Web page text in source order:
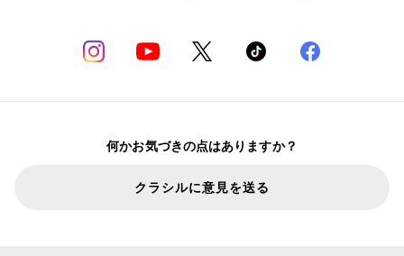
何かお気づきの点はありますか？
クラシルに意見を送る